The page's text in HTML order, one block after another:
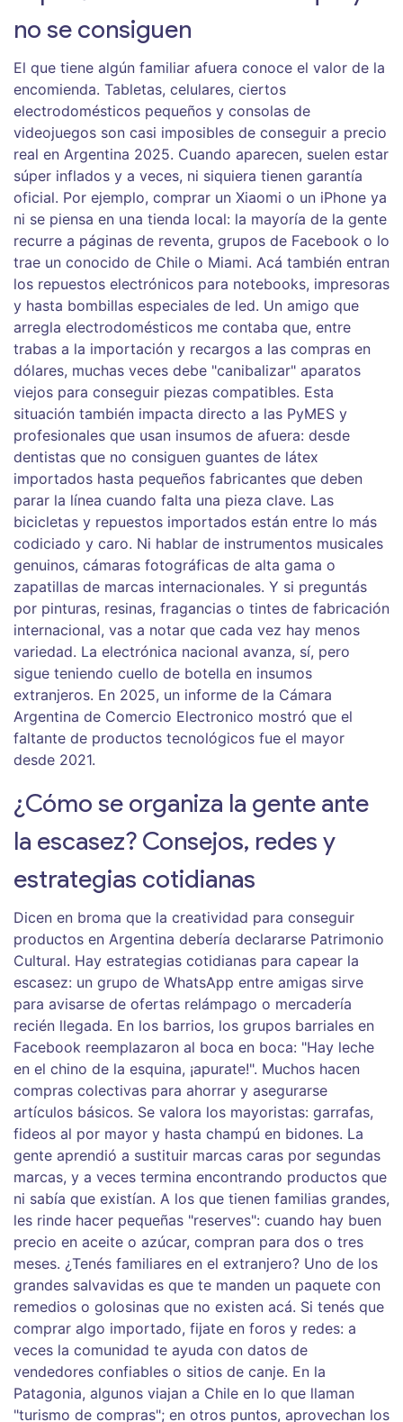
no se consiguen
El que tiene algún familiar afuera conoce el valor de la
encomienda. Tabletas, celulares, ciertos
electrodomésticos pequeños y consolas de
videojuegos son casi imposibles de conseguir a precio
real en Argentina 2025. Cuando aparecen, suelen estar
súper inflados y a veces, ni siquiera tienen garantía
oficial. Por ejemplo, comprar un Xiaomi o un iPhone ya
ni se piensa en una tienda local: la mayoría de la gente
recurre a páginas de reventa, grupos de Facebook o lo
trae un conocido de Chile o Miami. Acá también entran
los repuestos electrónicos para notebooks, impresoras
y hasta bombillas especiales de led. Un amigo que
arregla electrodomésticos me contaba que, entre
trabas a la importación y recargos a las compras en
dólares, muchas veces debe "canibalizar" aparatos
viejos para conseguir piezas compatibles. Esta
situación también impacta directo a las PyMES y
profesionales que usan insumos de afuera: desde
dentistas que no consiguen guantes de látex
importados hasta pequeños fabricantes que deben
parar la línea cuando falta una pieza clave. Las
bicicletas y repuestos importados están entre lo más
codiciado y caro. Ni hablar de instrumentos musicales
genuinos, cámaras fotográficas de alta gama o
zapatillas de marcas internacionales. Y si preguntás
por pinturas, resinas, fragancias o tintes de fabricación
internacional, vas a notar que cada vez hay menos
variedad. La electrónica nacional avanza, sí, pero
sigue teniendo cuello de botella en insumos
extranjeros. En 2025, un informe de la Cámara
Argentina de Comercio Electronico mostró que el
faltante de productos tecnológicos fue el mayor
desde 2021.
¿Cómo se organiza la gente ante
la escasez? Consejos, redes y
estrategias cotidianas
Dicen en broma que la creatividad para conseguir
productos en Argentina debería declararse Patrimonio
Cultural. Hay estrategias cotidianas para capear la
escasez: un grupo de WhatsApp entre amigas sirve
para avisarse de ofertas relámpago o mercadería
recién llegada. En los barrios, los grupos barriales en
Facebook reemplazaron al boca en boca: "Hay leche
en el chino de la esquina, ¡apurate!". Muchos hacen
compras colectivas para ahorrar y asegurarse
artículos básicos. Se valora los mayoristas: garrafas,
fideos al por mayor y hasta champú en bidones. La
gente aprendió a sustituir marcas caras por segundas
marcas, y a veces termina encontrando productos que
ni sabía que existían. A los que tienen familias grandes,
les rinde hacer pequeñas "reserves": cuando hay buen
precio en aceite o azúcar, compran para dos o tres
meses. ¿Tenés familiares en el extranjero? Uno de los
grandes salvavidas es que te manden un paquete con
remedios o golosinas que no existen acá. Si tenés que
comprar algo importado, fijate en foros y redes: a
veces la comunidad te ayuda con datos de
vendedores confiables o sitios de canje. En la
Patagonia, algunos viajan a Chile en lo que llaman
"turismo de compras"; en otros puntos, aprovechan los